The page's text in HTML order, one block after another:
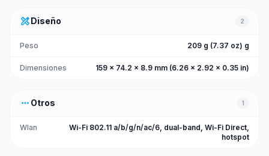
design_servicesDiseño 2
Peso 209 g (7.37 oz) g
Dimensiones 159 x 74.2 x 8.9 mm (6.26 x 2.92 x 0.35 in)
more_horiz Otros 1
Wlan
Wi-Fi 802.11 a/b/g/n/ac/6, dual-band, Wi-Fi Direct,
hotspot